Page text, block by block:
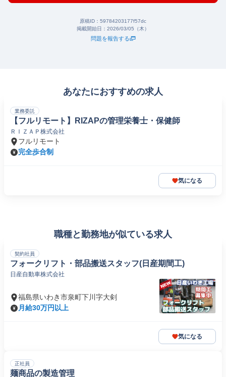
原稿ID： 59784203177f57dc
掲載開始日： 2026/03/05（木）
問題を報告する
あなたにおすすめの求人
業務委託
【フルリモート】RIZAPの管理栄養士・保健師
ＲＩＺＡＰ株式会社
フルリモート
完全歩合制
気になる
職種と勤務地が似ている求人
契約社員
フォークリフト・部品搬送スタッフ(日産期間工)
日産自動車株式会社
福島県いわき市泉町下川字大剣
月給30万円以上
気になる
正社員
麺商品の製造管理